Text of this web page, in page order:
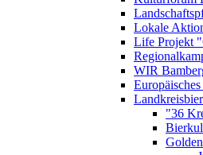
Lokale
Life Projekt
WIR
"36